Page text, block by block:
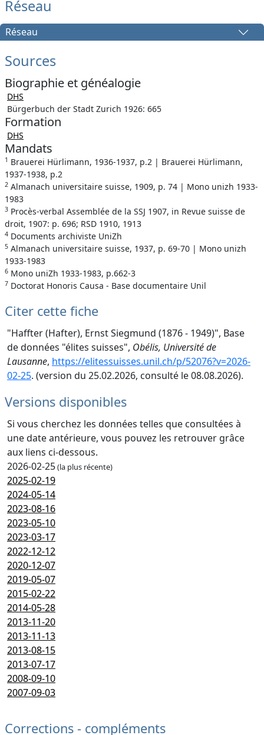
Réseau
Réseau
Sources
Biographie et généalogie
DHS
Bürgerbuch der Stadt Zurich 1926: 665
Formation
DHS
Mandats
1 Brauerei Hürlimann, 1936-1937, p.2 | Brauerei Hürlimann,
1937-1938, p.2
2 Almanach universitaire suisse, 1909, p. 74 | Mono unizh 1933-
1983
3 Procès-verbal Assemblée de la SSJ 1907, in Revue suisse de
droit, 1907: p. 696; RSD 1910, 1913
4 Documents archiviste UniZh
5 Almanach universitaire suisse, 1937, p. 69-70 | Mono unizh
1933-1983
6 Mono uniZh 1933-1983, p.662-3
7 Doctorat Honoris Causa - Base documentaire Unil
Citer cette fiche
"Haffter (Hafter), Ernst Siegmund (1876 - 1949)", Base
de données "élites suisses", Obélis, Université de
Lausanne, https://elitessuisses.unil.ch/p/52076?v=2026-
02-25. (version du 25.02.2026, consulté le 08.08.2026).
Versions disponibles
Si vous cherchez les données telles que consultées à
une date antérieure, vous pouvez les retrouver grâce
aux liens ci-dessous.
2026-02-25(la plus récente)
2025-02-19
2024-05-14
2023-08-16
2023-05-10
2023-03-17
2022-12-12
2020-12-07
2019-05-07
2015-02-22
2014-05-28
2013-11-20
2013-11-13
2013-08-15
2013-07-17
2008-09-10
2007-09-03
Corrections - compléments